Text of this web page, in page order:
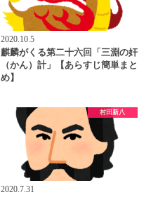
2020.10.5
麒麟がくる第二十六回「三淵の奸
（かん）計」【あらすじ簡単まと
め】
村田新八
2020.7.31